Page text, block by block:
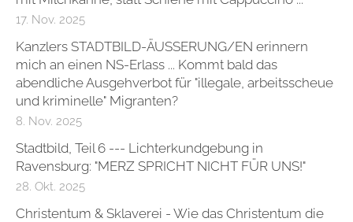
17. Nov. 2025
Kanzlers STADTBILD-ÄUSSERUNG/EN erinnern
mich an einen NS-Erlass ... Kommt bald das
abendliche Ausgehverbot für "illegale, arbeitsscheue
und kriminelle" Migranten?
8. Nov. 2025
Stadtbild, Teil 6 --- Lichterkundgebung in
Ravensburg: "MERZ SPRICHT NICHT FÜR UNS!"
28. Okt. 2025
Christentum & Sklaverei - Wie das Christentum die